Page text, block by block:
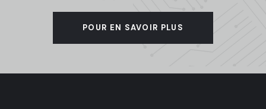
POUR EN SAVOIR PLUS